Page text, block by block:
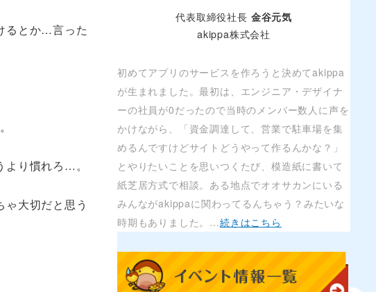
るとか…言った
り慣れろ…。
大切だと思う
代表取締役社長 金谷元気
akippa株式会社
初めてアプリのサービスを作ろうと決めてakippa
が生まれました。最初は、エンジニア・デザイナ
ーの社員が0だったので当時のメンバー数人に声を
かけながら、「資金調達して、営業で駐車場を集
めるんですけどサイトどうやって作るんかな？」
とやりたいことを思いつくたび、模造紙に書いて
紙芝居方式で相談。ある地点でオオサカンにいる
みんながakippaに関わってるんちゃう？みたいな
時期もありました。…続きはこちら